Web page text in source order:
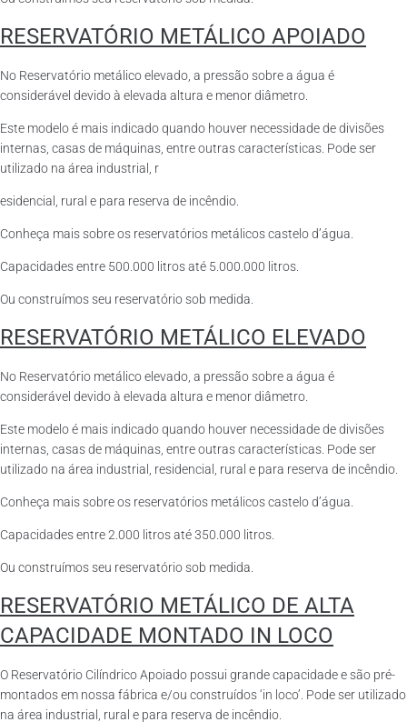
RESERVATÓRIO METÁLICO APOIADO
No Reservatório metálico elevado, a pressão sobre a água é
considerável devido à elevada altura e menor diâmetro.
Este modelo é mais indicado quando houver necessidade de divisões
internas, casas de máquinas, entre outras características. Pode ser
utilizado na área industrial, r
esidencial, rural e para reserva de incêndio.
Conheça mais sobre os reservatórios metálicos castelo d’água.
Capacidades entre 500.000 litros até 5.000.000 litros.
Ou construímos seu reservatório sob medida.
RESERVATÓRIO METÁLICO ELEVADO
No Reservatório metálico elevado, a pressão sobre a água é
considerável devido à elevada altura e menor diâmetro.
Este modelo é mais indicado quando houver necessidade de divisões
internas, casas de máquinas, entre outras características. Pode ser
utilizado na área industrial, residencial, rural e para reserva de incêndio.
Conheça mais sobre os reservatórios metálicos castelo d’água.
Capacidades entre 2.000 litros até 350.000 litros.
Ou construímos seu reservatório sob medida.
RESERVATÓRIO METÁLICO DE ALTA
CAPACIDADE MONTADO IN LOCO
O Reservatório Cilíndrico Apoiado possui grande capacidade e são pré-
montados em nossa fábrica e/ou construídos ‘in loco’. Pode ser utilizado
na área industrial, rural e para reserva de incêndio.